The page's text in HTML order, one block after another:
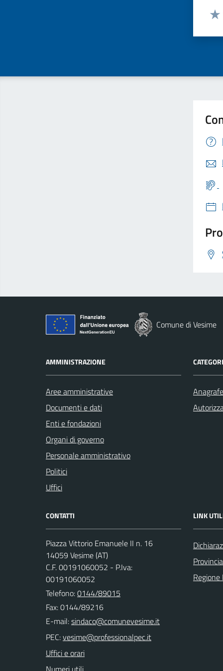
Comune di Vesime
AMMINISTRAZIONE
Aree amministrative
Documenti e dati
Enti e fondazioni
Organi di governo
Personale amministrativo
Politici
Uffici
CONTATTI
Piazza Vittorio Emanuele II n. 16
14059 Vesime (AT)
C.F. 00191060052 - P.Iva:
00191060052
Telefono:0144/89015
Fax: 0144/89216
E-mail:
PEC:
Uffici e orari
LINK